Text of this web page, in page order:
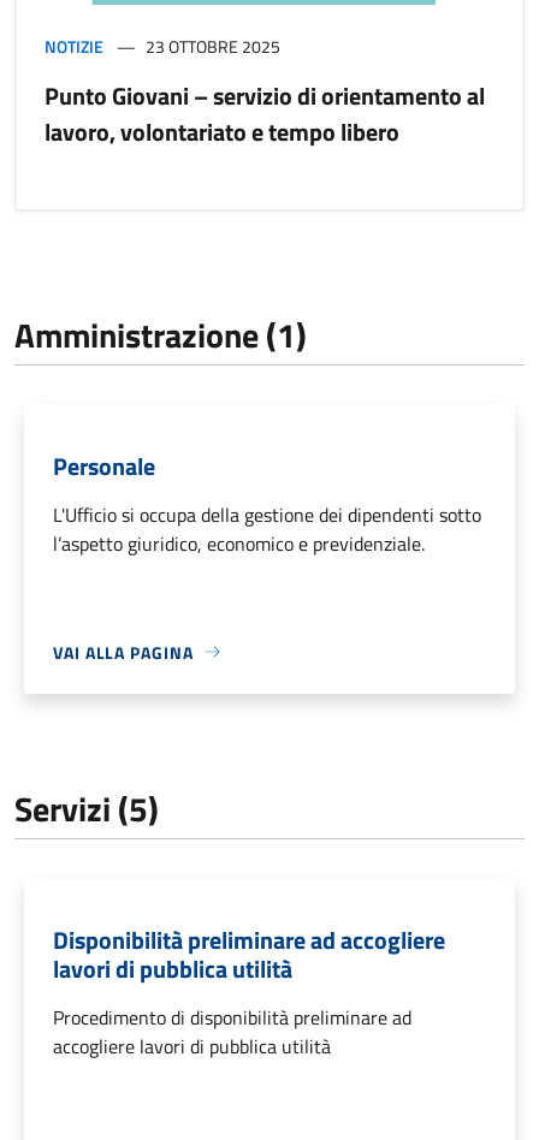
NOTIZIE 23 OTTOBRE 2025
Punto Giovani – servizio di orientamento al
lavoro, volontariato e tempo libero
Amministrazione (1)
Personale
L'Ufficio si occupa della gestione dei dipendenti sotto
l’aspetto giuridico, economico e previdenziale.
VAI ALLA PAGINA
Servizi (5)
Disponibilità preliminare ad accogliere
lavori di pubblica utilità
Procedimento di disponibilità preliminare ad
accogliere lavori di pubblica utilità